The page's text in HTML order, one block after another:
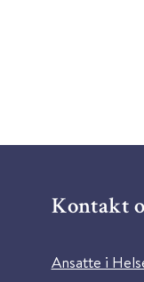
Kontakt
Ansatte i